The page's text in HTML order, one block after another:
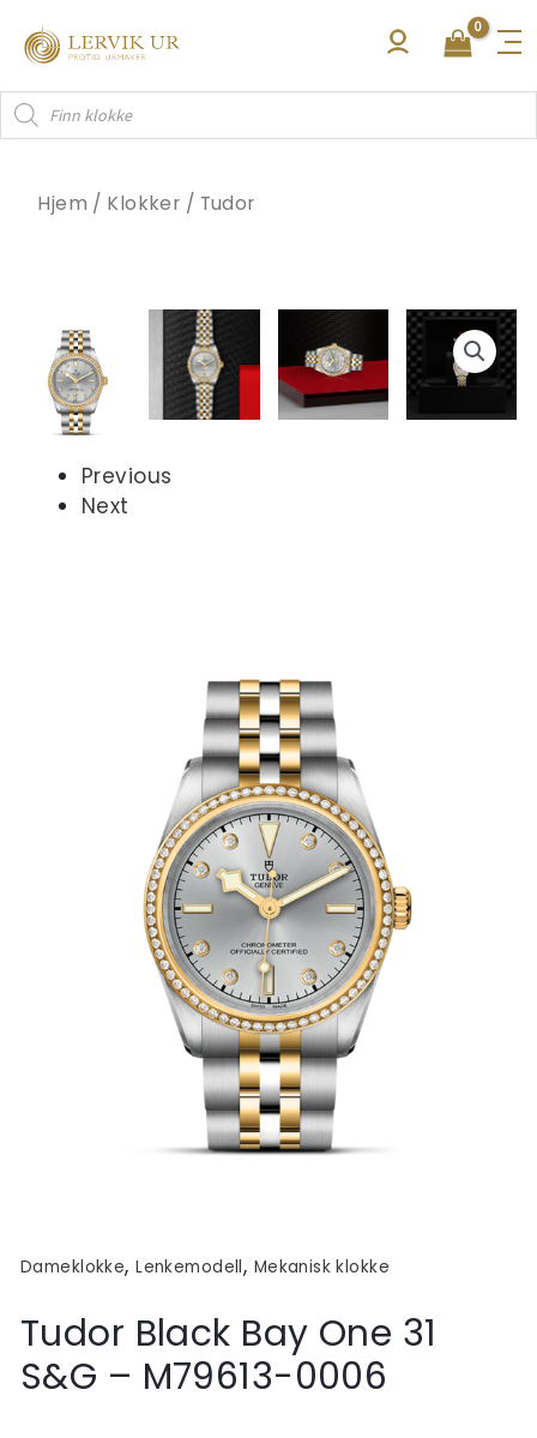
rett
innholdet
Products
search
Hjem / Klokker / Tudor
Previous
Next
Dameklokke,Lenkemodell, Mekanisk klokke
Tudor Black Bay One 31
S&G – M79613-0006